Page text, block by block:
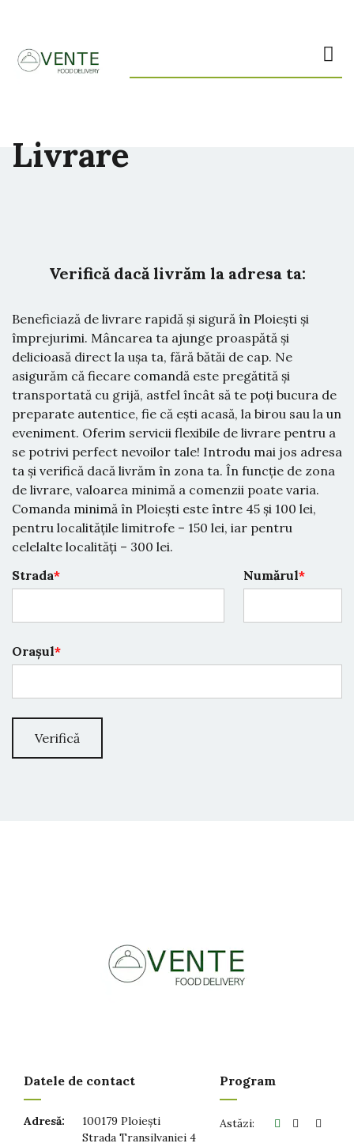
Livrare
Verifică dacă livrăm la adresa ta:
Beneficiază de livrare rapidă și sigură în Ploiești și
împrejurimi. Mâncarea ta ajunge proaspătă și
delicioasă direct la ușa ta, fără bătăi de cap. Ne
asigurăm că fiecare comandă este pregătită și
transportată cu grijă, astfel încât să te poți bucura de
preparate autentice, fie că ești acasă, la birou sau la un
eveniment. Oferim servicii flexibile de livrare pentru a
se potrivi perfect nevoilor tale! Introdu mai jos adresa
ta și verifică dacă livrăm în zona ta. În funcție de zona
de livrare, valoarea minimă a comenzii poate varia.
Comanda minimă în Ploiești este între 45 și 100 lei,
pentru localitățile limitrofe – 150 lei, iar pentru
celelalte localități – 300 lei.
Strada
Numărul
Orașul
Verifică
Datele de contact
Adresă:
100179 Ploiești
Strada Transilvaniei 4
Program
Astăzi: